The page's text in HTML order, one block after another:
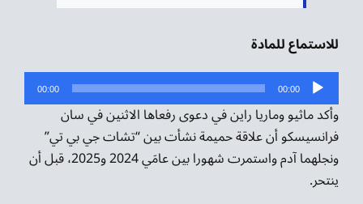
للاستماع للمادة
مشغل
الصوت
00:00
00:00
وأكد ماثيو وماريا راين في دعوى رفعاها الاثنين في سان
فرانسيسكو أن علاقة حميمة نشأت بين “تشات جي بي تي”
ونجلهما آدم واستمرت شهورا بين عامَي 2024 و2025، قبل أن
ينتحر.